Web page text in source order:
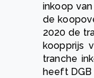
inkoop
de
2020 de
koopprijs
tranche
heeft DGB